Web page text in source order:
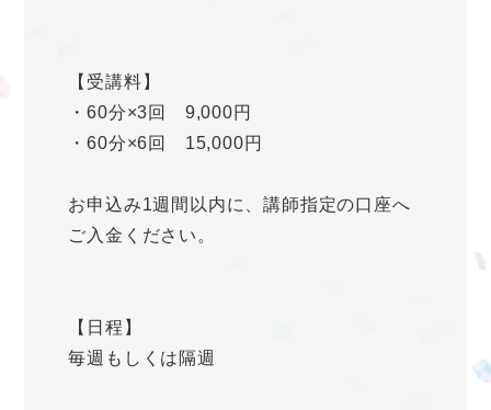
【受講料】
・60分×3回 9,000円
・60分×6回 15,000円
お申込み1週間以内に、講師指定の口座へ
ご入金ください。
【日程】
毎週もしくは隔週